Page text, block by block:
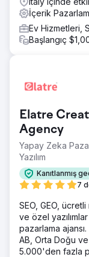
İçerik
Ev Hizmetleri,
Başlangıç
Elatre
Agency
Yapay Zeka
Yazılım
Kanıtlanmış
7
SEO, GEO,
ve özel
pazarlama
AB, Orta Doğu
5.000'den fazla